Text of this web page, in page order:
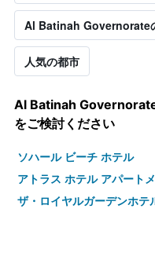
Al Batinah Governorate
人気の都市
Al Batinah
をご検討ください
ソハール ビーチ ホテル
アトラス ホテル アパート
ザ・ロイヤルガーデンホテ